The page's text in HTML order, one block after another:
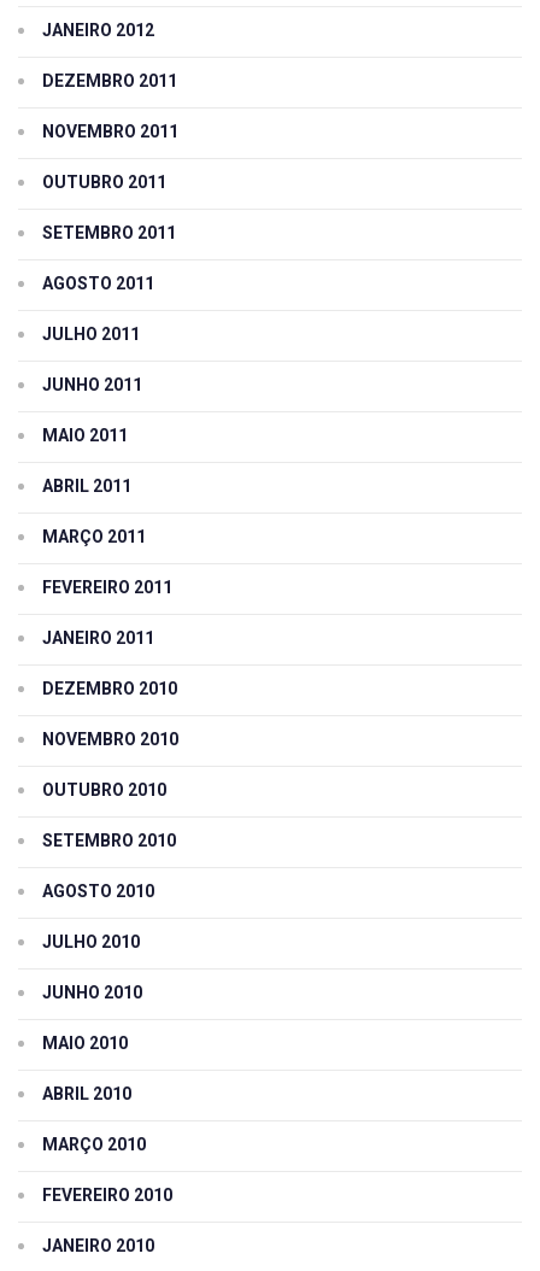
JANEIRO 2012
DEZEMBRO 2011
NOVEMBRO 2011
OUTUBRO 2011
SETEMBRO 2011
AGOSTO 2011
JULHO 2011
JUNHO 2011
MAIO 2011
ABRIL 2011
MARÇO 2011
FEVEREIRO 2011
JANEIRO 2011
DEZEMBRO 2010
NOVEMBRO 2010
OUTUBRO 2010
SETEMBRO 2010
AGOSTO 2010
JULHO 2010
JUNHO 2010
MAIO 2010
ABRIL 2010
MARÇO 2010
FEVEREIRO 2010
JANEIRO 2010